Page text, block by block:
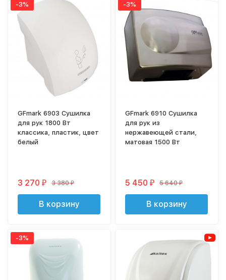
-3%
GFmark 6903 Сушилка
для рук 1800 Вт
классика, пластик, цвет
белый
3 270₽ 3 380₽
В корзину
-3%
GFmark 6910 Сушилка
для рук из
нержавеющей стали,
матовая 1500 Вт
5 450₽ 5 640₽
В корзину
-3%